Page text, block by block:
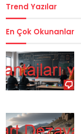
Trend Yazılar
En Çok Okunanlar